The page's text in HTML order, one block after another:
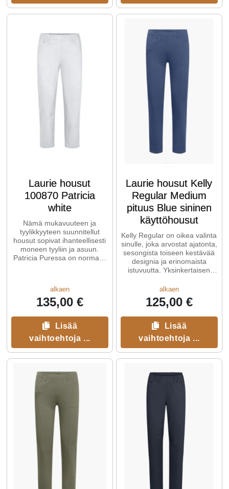
Laurie housut
100870 Patricia
white
Nämä mukavuuteen ja
tyylikkyyteen suunnitellut
housut sopivat ihanteellisesti
moneen tyyliin ja asuun.
Patricia Puressa on normaali
alkaen
135,00 €
Lisää
vaihtoehtoja ...
Laurie housut Kelly
Regular Medium
pituus Blue sininen
käyttöhousut
Kelly Regular on oikea valinta
sinulle, joka arvostat ajatonta,
sesongista toiseen kestävää
designia ja erinomaista
istuvuutta. Yksinkertaisen
alkaen
125,00 €
Lisää
vaihtoehtoja ...